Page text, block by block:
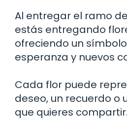
Al entregar el ramo
estás entregando
ofreciendo un
esperanza y nuevos
Cada flor puede
deseo, un recuerdo o
que quieres compartir.